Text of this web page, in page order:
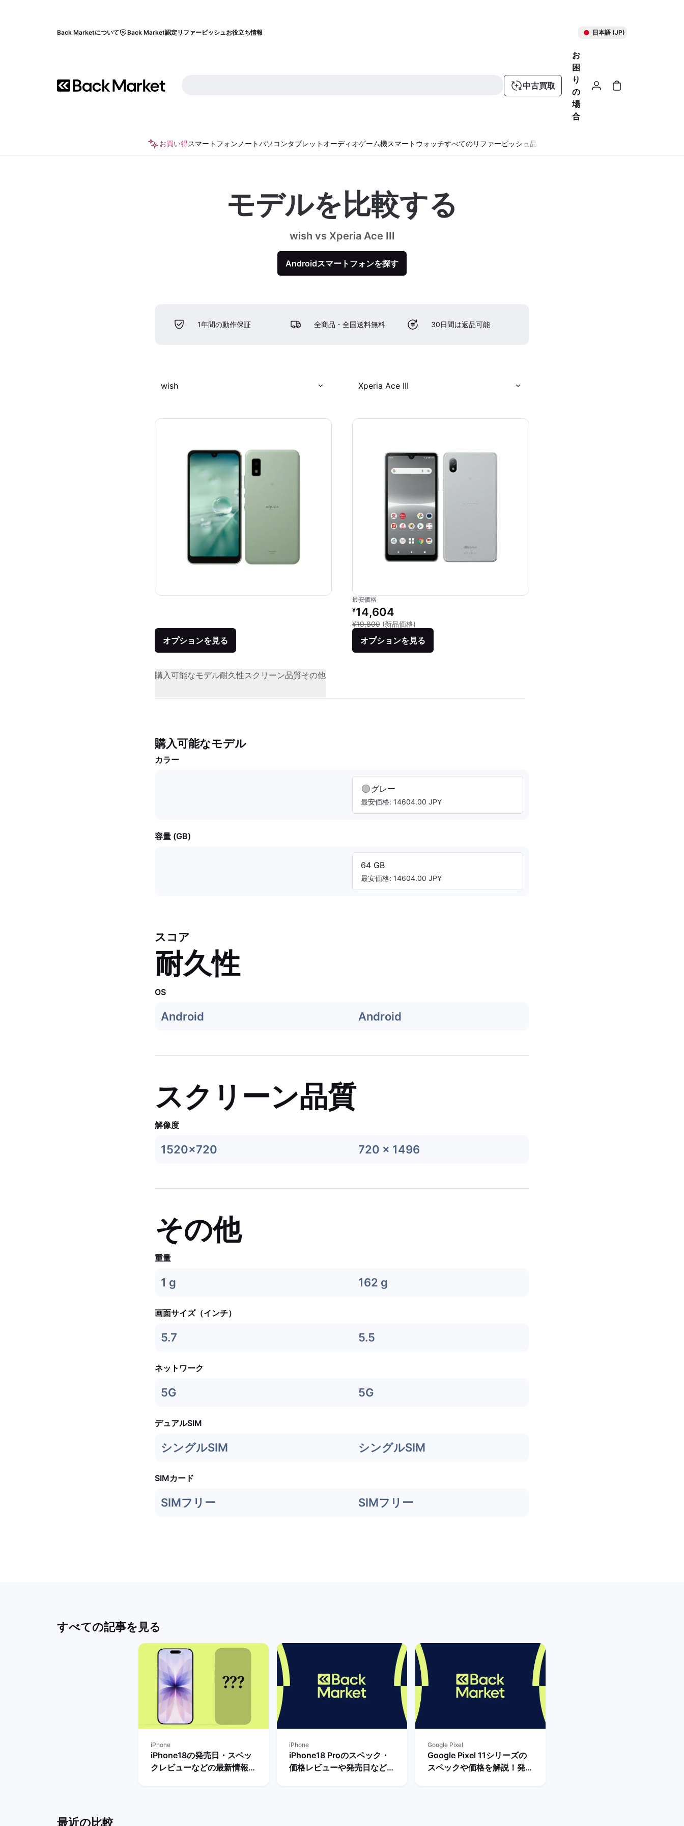
Back Marketについて Back Market認定リファービッシュお役立ち情報 日本語 (JP)
中古買取
お
困
り
の
場
合
お買い得スマートフォン ノートパソコンタブレット オーディオゲーム機スマートウォッチすべてのリファービッシュ品
モデルを比較する
wish vs Xperia Ace III
Androidスマートフォンを探す
1年間の動作保証 全商品・全国送料無料 30日間は返品可能
wish Xperia Ace III
オプションを見る
最安価格
リファービッシュ品の価格：
¥14,604
¥19,800 (新品価格)
オプションを見る
購入可能なモデル耐久性スクリーン品質その他
購入可能なモデル
カラー
グレー
最安価格: 14604.00 JPY
容量 (GB)
64 GB
最安価格: 14604.00 JPY
スコア
耐久性
OS
Android Android
スクリーン品質
解像度
1520x720 720 x 1496
その他
重量
1 g 162 g
画面サイズ（インチ）
5.7 5.5
ネットワーク
5G 5G
デュアルSIM
シングルSIM シングルSIM
SIMカード
SIMフリー SIMフリー
すべての記事を見る
iPhone
iPhone18の発売日・スペッ
クレビューなどの最新情報ま
iPhone
iPhone18 Proのスペック・
価格レビューや発売日など最
Google Pixel
Google Pixel 11シリーズの
スペックや価格を解説！発売
最近の比較